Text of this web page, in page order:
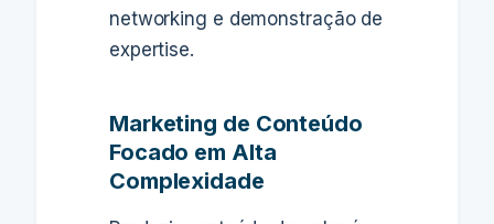
networking e demonstração de
expertise.
Marketing de Conteúdo
Focado em Alta
Complexidade